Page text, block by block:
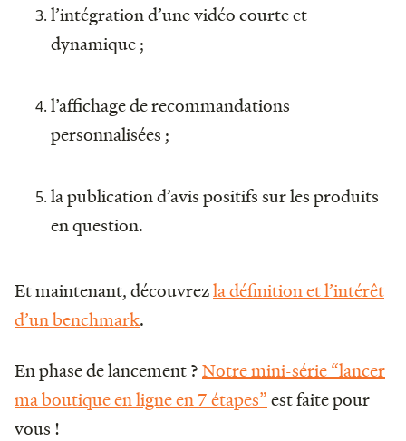
l’intégration d’une vidéo courte et
dynamique ;
l’affichage de recommandations
personnalisées ;
la publication d’avis positifs sur les produits
en question.
Et maintenant, découvrezla définition et l’intérêt
d’un benchmark.
En phase de lancement ?Notre mini-série “lancer
ma boutique en ligne en 7 étapes”est faite pour
vous !